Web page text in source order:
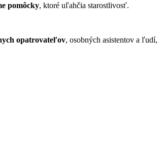
pomôcky, ktoré uľahčia starostlivosť.
opatrovateľov, osobných asistentov a ľudí,